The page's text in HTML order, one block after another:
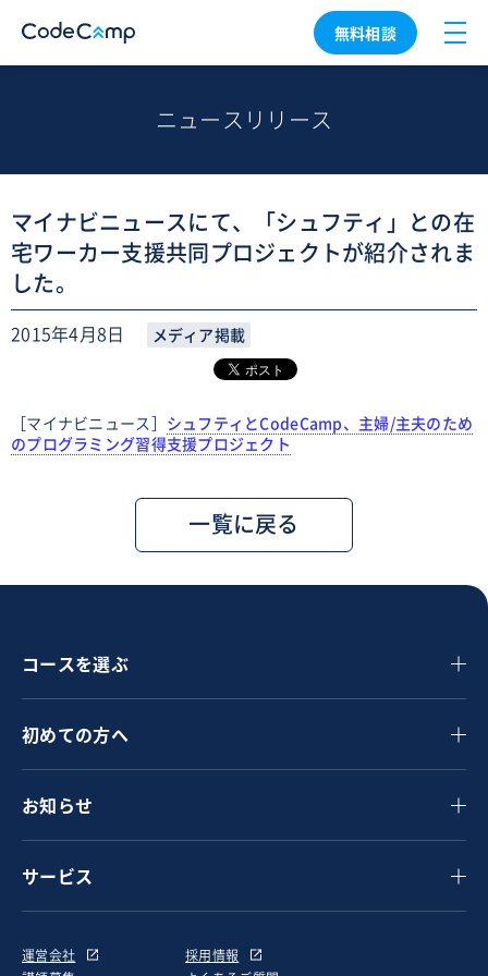
無料相談
ニュースリリース
マイナビニュースにて、「シュフティ」との在
宅ワーカー支援共同プロジェクトが紹介されま
した。
2015年4月8日 メディア掲載
［マイナビニュース］ シュフティとCodeCamp、主婦/主夫のため
のプログラミング習得支援プロジェクト
一覧に戻る
コースを選ぶ
初めての方へ
お知らせ
サービス
運営会社
採用情報